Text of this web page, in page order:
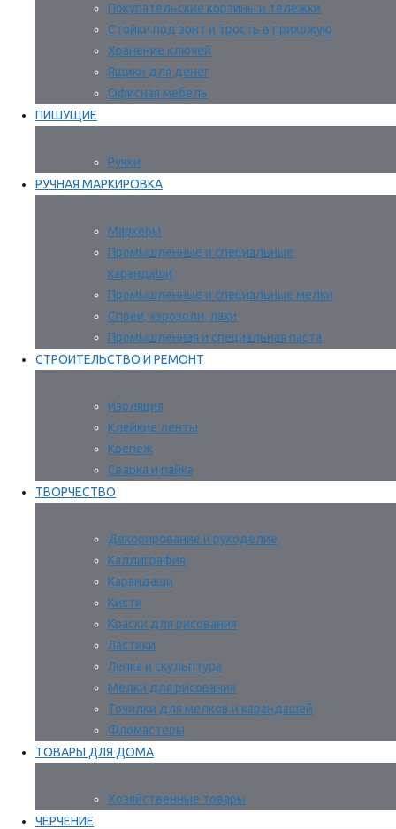
Покупательские корзины и тележки
Стойки под зонт и трость в прихожую
Хранение ключей
Ящики для денег
Офисная мебель
ПИШУЩИЕ
Ручки
РУЧНАЯ МАРКИРОВКА
Маркеры
Промышленные и специальные
карандаши
Промышленные и специальные мелки
Спреи, аэрозоли, лаки
Промышленная и специальная паста
СТРОИТЕЛЬСТВО И РЕМОНТ
Изоляция
Клейкие ленты
Крепеж
Сварка и пайка
ТВОРЧЕСТВО
Декорирование и рукоделие
Каллиграфия
Карандаши
Кисти
Краски для рисования
Ластики
Лепка и скульптура
Мелки для рисования
Точилки для мелков и карандашей
Фломастеры
ТОВАРЫ ДЛЯ ДОМА
Хозяйственные товары
ЧЕРЧЕНИЕ